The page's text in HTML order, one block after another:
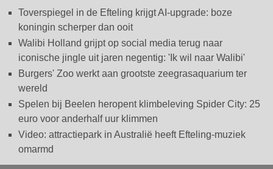
Toverspiegel in de Efteling krijgt AI-upgrade: boze
koningin scherper dan ooit
Walibi Holland grijpt op social media terug naar
iconische jingle uit jaren negentig: 'Ik wil naar Walibi'
Burgers' Zoo werkt aan grootste zeegrasaquarium ter
wereld
Spelen bij Beelen heropent klimbeleving Spider City: 25
euro voor anderhalf uur klimmen
Video: attractiepark in Australië heeft Efteling-muziek
omarmd